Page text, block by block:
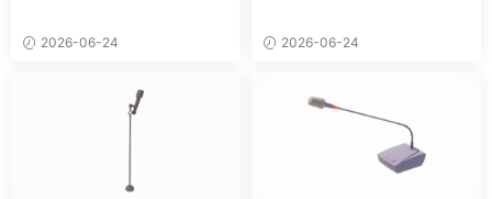
2026-06-24 2026-06-24